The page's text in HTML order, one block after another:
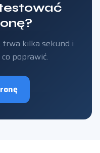
trwa kilka sekund i
poprawić.